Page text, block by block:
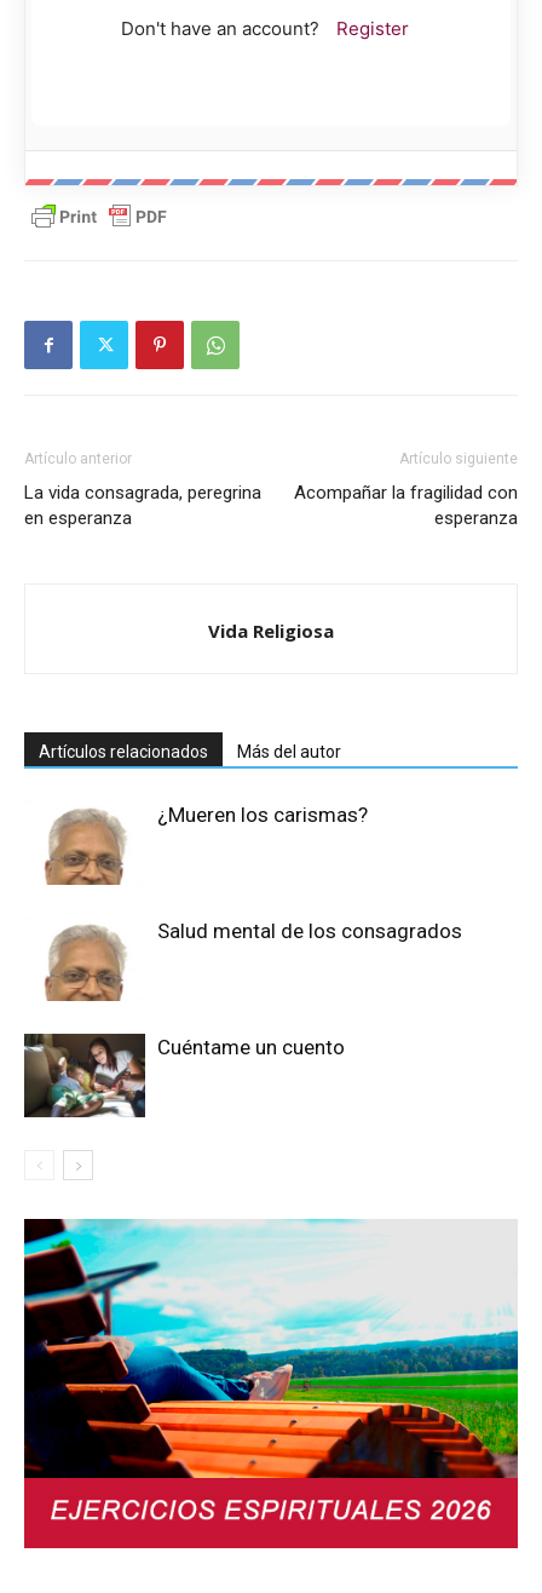
Don't have an account? Register
Artículo anterior
La vida consagrada, peregrina
en esperanza
Artículo siguiente
Acompañar la fragilidad con
esperanza
Vida Religiosa
Artículos relacionados Más del autor
¿Mueren los carismas?
Salud mental de los consagrados
Cuéntame un cuento